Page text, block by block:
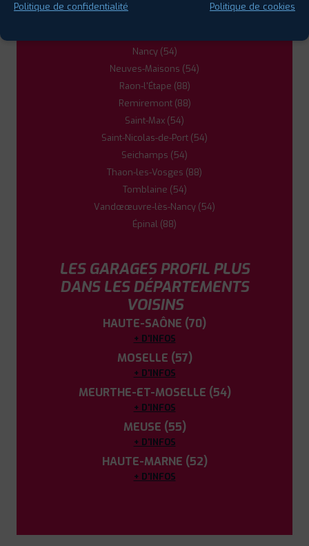
Nancy (54)
Neuves-Maisons (54)
Raon-l'Étape (88)
Remiremont (88)
Saint-Max (54)
Saint-Nicolas-de-Port (54)
Seichamps (54)
Thaon-les-Vosges (88)
Tomblaine (54)
Vandœœuvre-lès-Nancy (54)
Épinal (88)
LES GARAGES PROFIL PLUS
DANS LES DÉPARTEMENTS
VOISINS
HAUTE-SAÔNE (70)
+ D'INFOS
MOSELLE (57)
+ D'INFOS
MEURTHE-ET-MOSELLE (54)
+ D'INFOS
MEUSE (55)
+ D'INFOS
HAUTE-MARNE (52)
+ D'INFOS
Politique de confidentialité Politique de cookies